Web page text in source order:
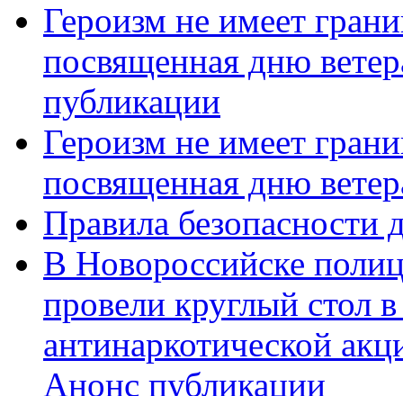
Героизм не имеет
посвященная дню
публикации
Героизм не имеет
посвященная дню
Правила безопасности
В Новороссийске
провели круглый стол
антинаркотической
Анонс публикации